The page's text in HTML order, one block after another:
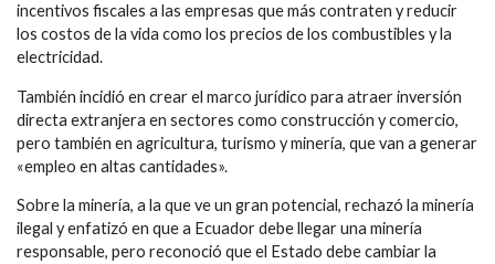
incentivos fiscales a las empresas que más contraten y reducir
los costos de la vida como los precios de los combustibles y la
electricidad.
También incidió en crear el marco jurídico para atraer inversión
directa extranjera en sectores como construcción y comercio,
pero también en agricultura, turismo y minería, que van a generar
«empleo en altas cantidades».
Sobre la minería, a la que ve un gran potencial, rechazó la minería
ilegal y enfatizó en que a Ecuador debe llegar una minería
responsable, pero reconoció que el Estado debe cambiar la